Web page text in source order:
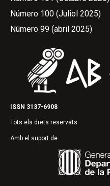
ISSN 3137-6908
Tots els drets reservats
Amb el suport de
Número 100 (Juliol 2025)
Número 99 (abril 2025)